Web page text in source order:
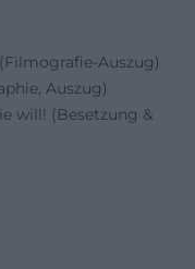
Auszug)
Auszug)
will! (Besetzung &